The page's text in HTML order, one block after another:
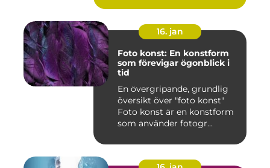
16. jan
Foto konst: En konstform
som förevigar ögonblick i
tid
En övergripande, grundlig
översikt över "foto konst"
Foto konst är en konstform
som använder fotogr...